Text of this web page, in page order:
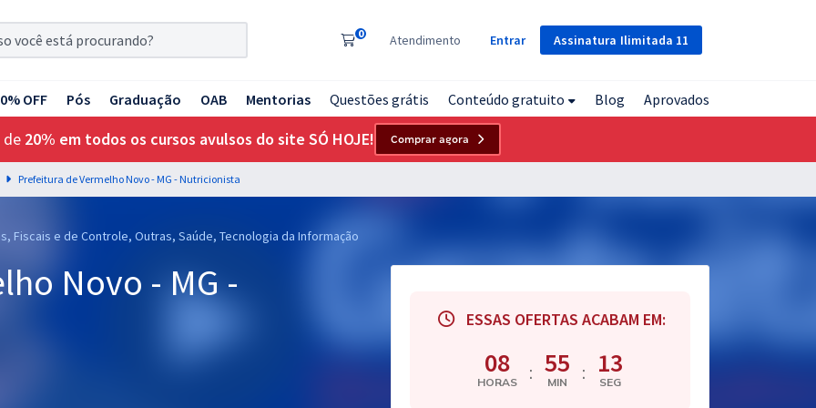
Assinatura Ilimitada 11
0 Atendimento Entrar
OFF Pós Graduação OAB Mentorias Questões grátis Conteúdo gratuito Blog Aprovados
de 20% em todos os cursos avulsos do site SÓ HOJE! Comprar agora
Prefeitura de Vermelho Novo - MG - Nutricionista
Fiscais e de Controle, Outras, Saúde, Tecnologia da Informação
Novo - MG -
ESSAS OFERTAS ACABAM EM:
08
HORAS : 55
MIN : 12
SEG